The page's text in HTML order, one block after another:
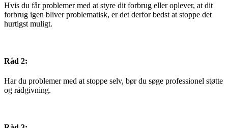
Hvis du får problemer med at styre dit forbrug eller oplever, at dit
forbrug igen bliver problematisk, er det derfor bedst at stoppe det
hurtigst muligt.
Råd 2:
Har du problemer med at stoppe selv, bør du søge professionel støtte
og rådgivning.